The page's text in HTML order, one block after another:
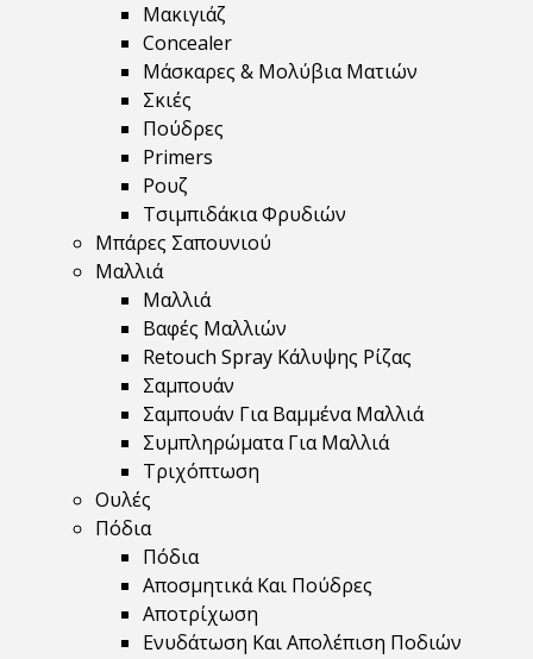
Μακιγιάζ
Concealer
Μάσκαρες & Μολύβια Ματιών
Σκιές
Πούδρες
Primers
Ρουζ
Τσιμπιδάκια Φρυδιών
Μπάρες Σαπουνιού
Μαλλιά
Μαλλιά
Βαφές Μαλλιών
Retouch Spray Κάλυψης Ρίζας
Σαμπουάν
Σαμπουάν Για Βαμμένα Μαλλιά
Συμπληρώματα Για Μαλλιά
Τριχόπτωση
Ουλές
Πόδια
Πόδια
Αποσμητικά Και Πούδρες
Αποτρίχωση
Ενυδάτωση Και Απολέπιση Ποδιών